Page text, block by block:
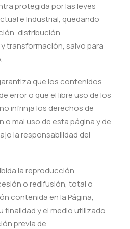
protegida por las leyes
e Industrial, quedando
distribución,
transformación, salvo para
que los contenidos
error o que el libre uso de los
infrinja los derechos de
o mal uso de esta página y de
la responsabilidad del
la reproducción,
o redifusión, total o
contenida en la Página,
finalidad y el medio utilizado
previa de